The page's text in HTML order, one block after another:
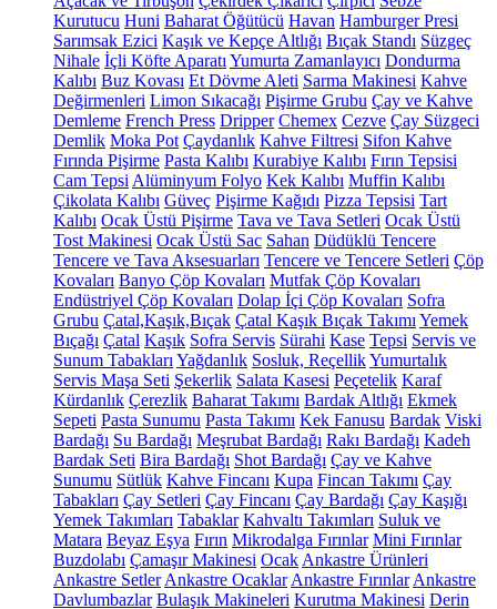
Kurutucu Huni Baharat Öğütücü Havan Hamburger Presi
Sarımsak Ezici Kaşık ve Kepçe Altlığı Bıçak Standı Süzgeç
Nihale İçli Köfte Aparatı Yumurta Zamanlayıcı Dondurma
Kalıbı Buz Kovası Et Dövme Aleti Sarma Makinesi Kahve
Değirmenleri Limon Sıkacağı Pişirme Grubu Çay ve Kahve
Demleme French Press Dripper Chemex Cezve Çay Süzgeci
Demlik Moka Pot Çaydanlık Kahve Filtresi Sifon Kahve
Fırında Pişirme Pasta Kalıbı Kurabiye Kalıbı Fırın Tepsisi
Cam Tepsi Alüminyum Folyo Kek Kalıbı Muffin Kalıbı
Çikolata Kalıbı Güveç Pişirme Kağıdı Pizza Tepsisi Tart
Kalıbı Ocak Üstü Pişirme Tava ve Tava Setleri Ocak Üstü
Tost Makinesi Ocak Üstü Sac Sahan Düdüklü Tencere
Tencere ve Tava Aksesuarları Tencere ve Tencere Setleri Çöp
Kovaları Banyo Çöp Kovaları Mutfak Çöp Kovaları
Endüstriyel Çöp Kovaları Dolap İçi Çöp Kovaları Sofra
Grubu Çatal,Kaşık,Bıçak Çatal Kaşık Bıçak Takımı Yemek
Bıçağı Çatal Kaşık Sofra Servis Sürahi Kase Tepsi Servis ve
Sunum Tabakları Yağdanlık Sosluk, ReçellikYumurtalık
Servis Maşa Seti Şekerlik Salata Kasesi Peçetelik Karaf
Kürdanlık Çerezlik Baharat Takımı Bardak Altlığı Ekmek
Sepeti Pasta Sunumu Pasta Takımı Kek Fanusu Bardak Viski
Bardağı Su Bardağı Meşrubat Bardağı Rakı Bardağı Kadeh
Bardak Seti Bira Bardağı Shot Bardağı Çay ve Kahve
Sunumu Sütlük Kahve Fincanı Kupa Fincan Takımı Çay
Tabakları Çay Setleri Çay Fincanı Çay Bardağı Çay Kaşığı
Yemek Takımları Tabaklar Kahvaltı Takımları Suluk ve
Matara Beyaz Eşya Fırın Mikrodalga Fırınlar Mini Fırınlar
Buzdolabı Çamaşır Makinesi Ocak Ankastre Ürünleri
Ankastre Setler Ankastre Ocaklar Ankastre Fırınlar Ankastre
Davlumbazlar Bulaşık Makineleri Kurutma Makinesi Derin